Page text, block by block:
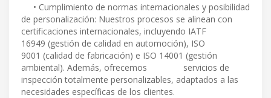
• Cumplimiento de normas internacionales y posibilidad
de personalización: Nuestros procesos se alinean con
certificaciones internacionales, incluyendo IATF
16949 (gestión de calidad en automoción), ISO
9001 (calidad de fabricación) e ISO 14001 (gestión
ambiental). Además, ofrecemos servicios de
inspección totalmente personalizables, adaptados a las
necesidades específicas de los clientes.